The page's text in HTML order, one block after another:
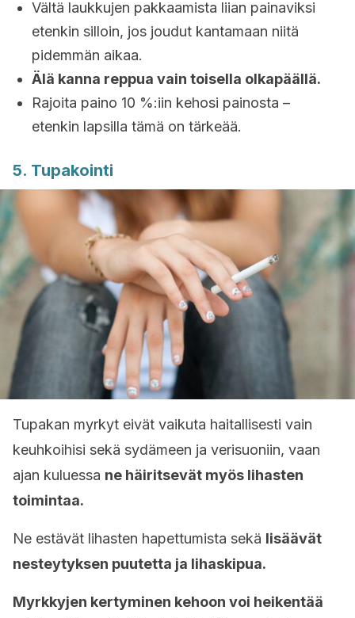
Vältä laukkujen pakkaamista liian painaviksi
etenkin silloin, jos joudut kantamaan niitä
pidemmän aikaa.
Älä kanna reppua vain toisella olkapäällä.
Rajoita paino 10 %:iin kehosi painosta –
etenkin lapsilla tämä on tärkeää.
5. Tupakointi
Tupakan myrkyt eivät vaikuta haitallisesti vain
keuhkoihisi sekä sydämeen ja verisuoniin, vaan
ajan kuluessa ne häiritsevät myös lihasten
toimintaa.
Ne estävät lihasten hapettumista sekä lisäävät
nesteytyksen puutetta ja lihaskipua.
Myrkkyjen kertyminen kehoon voi heikentää